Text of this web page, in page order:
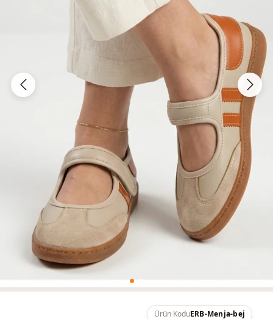
Ürün KoduERB-Menja-bej